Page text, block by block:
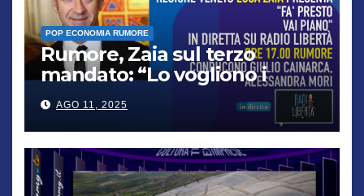
POP ECONOMIA RUMORE
Rumore, Zaia sul terzo
mandato: “Lo vogliono i
cittadini, chi non lo capisce
verrà punito”
AGO 11, 2025